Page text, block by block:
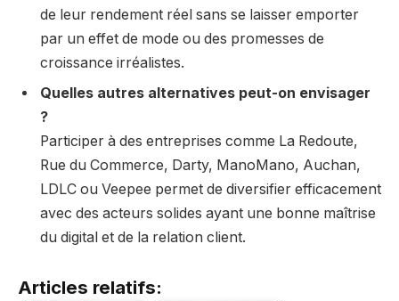
de leur rendement réel sans se laisser emporter
par un effet de mode ou des promesses de
croissance irréalistes.
Quelles autres alternatives peut-on envisager
?
Participer à des entreprises comme La Redoute,
Rue du Commerce, Darty, ManoMano, Auchan,
LDLC ou Veepee permet de diversifier efficacement
avec des acteurs solides ayant une bonne maîtrise
du digital et de la relation client.
Articles relatifs: